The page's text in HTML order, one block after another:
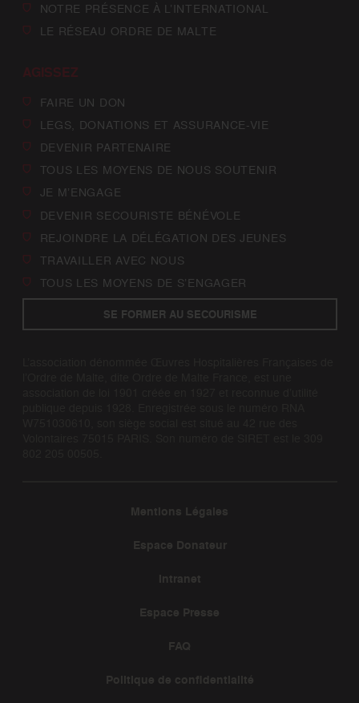
NOTRE PRÉSENCE À L’INTERNATIONAL
LE RÉSEAU ORDRE DE MALTE
AGISSEZ
FAIRE UN DON
LEGS, DONATIONS ET ASSURANCE-VIE
DEVENIR PARTENAIRE
TOUS LES MOYENS DE NOUS SOUTENIR
JE M’ENGAGE
DEVENIR SECOURISTE BÉNÉVOLE
REJOINDRE LA DÉLÉGATION DES JEUNES
TRAVAILLER AVEC NOUS
TOUS LES MOYENS DE S’ENGAGER
SE FORMER AU SECOURISME
Mentions Légales
Espace Donateur
Intranet
Espace Presse
FAQ
Politique de confidentialité